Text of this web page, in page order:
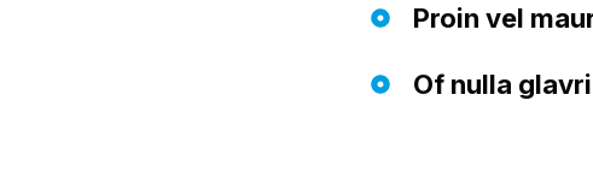
Proin vel
Of nulla